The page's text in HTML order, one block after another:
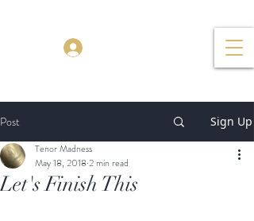
Post Sign Up
Let's Finish This
Tenor Madness
May 18, 2018 2 min read